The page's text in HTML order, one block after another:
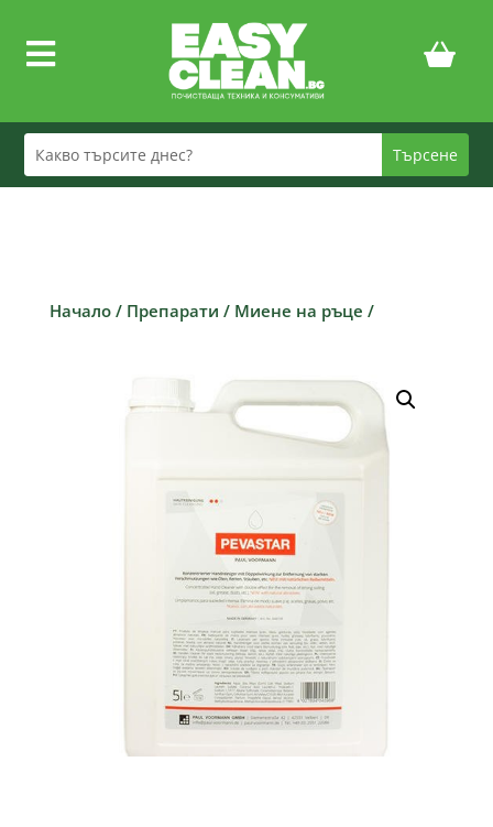

Начало/ Препарати / Миене на ръце /